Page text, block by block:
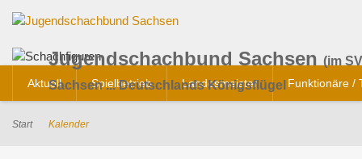
Jugendschachbund Sachsen (im
Sachsen ... Deutschlands Königsflügel
Aktuell Spielbetrieb Landesmeister Funktionäre /
Start Kalender